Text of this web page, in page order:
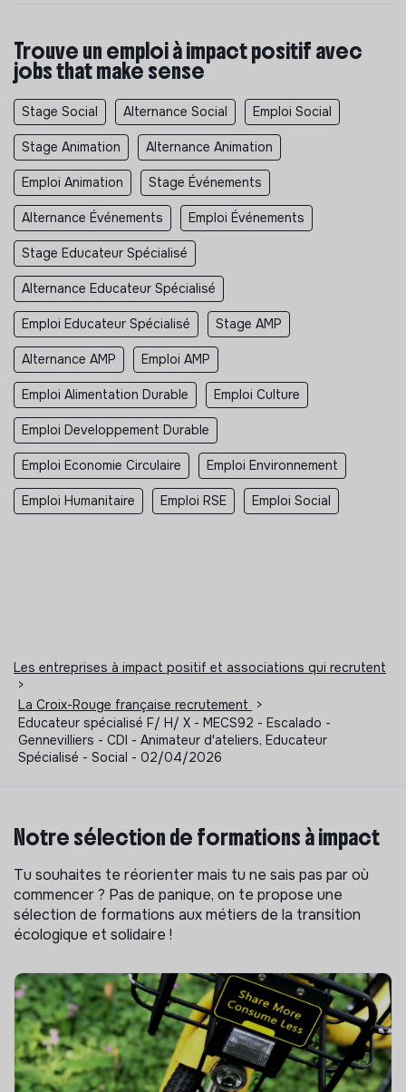
Trouve un emploi à impact positif avec
jobs that make sense
Stage Social Alternance Social Emploi Social
Stage Animation Alternance Animation
Emploi Animation Stage Événements
Alternance Événements Emploi Événements
Stage Educateur Spécialisé
Alternance Educateur Spécialisé
Emploi Educateur Spécialisé Stage AMP
Alternance AMP Emploi AMP
Emploi Alimentation Durable Emploi Culture
Emploi Developpement Durable
Emploi Economie Circulaire Emploi Environnement
Emploi Humanitaire Emploi RSE Emploi Social
Les entreprises à impact positif et associations qui recrutent
>
La Croix-Rouge française recrutement
>
Educateur spécialisé F/ H/ X - MECS92 - Escalado -
Gennevilliers - CDI - Animateur d'ateliers, Educateur
Spécialisé - Social - 02/04/2026
Notre sélection de formations à impact
Tu souhaites te réorienter mais tu ne sais pas par où
commencer ? Pas de panique, on te propose une
sélection de formations aux métiers de la transition
écologique et solidaire !